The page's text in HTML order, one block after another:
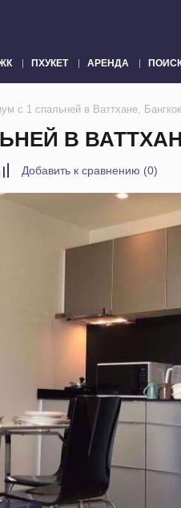
ПХУКЕТ АРЕНДА
с 1 спальней в Ваттхане,
В
Добавить к сравнению (0)